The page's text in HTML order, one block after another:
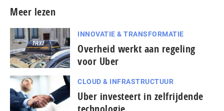
Meer lezen
INNOVATIE & TRANSFORMATIE
Overheid werkt aan regeling
voor Uber
CLOUD & INFRASTRUCTUUR
Uber investeert in zelfrijdende